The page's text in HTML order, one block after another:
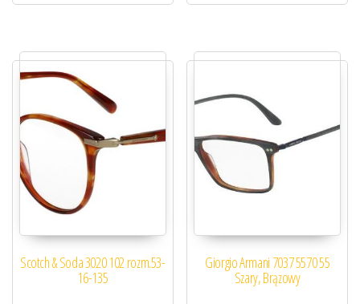
Scotch & Soda 3020 102 rozm.53-
16-135
Giorgio Armani 7037 5570 55
Szary, Brązowy